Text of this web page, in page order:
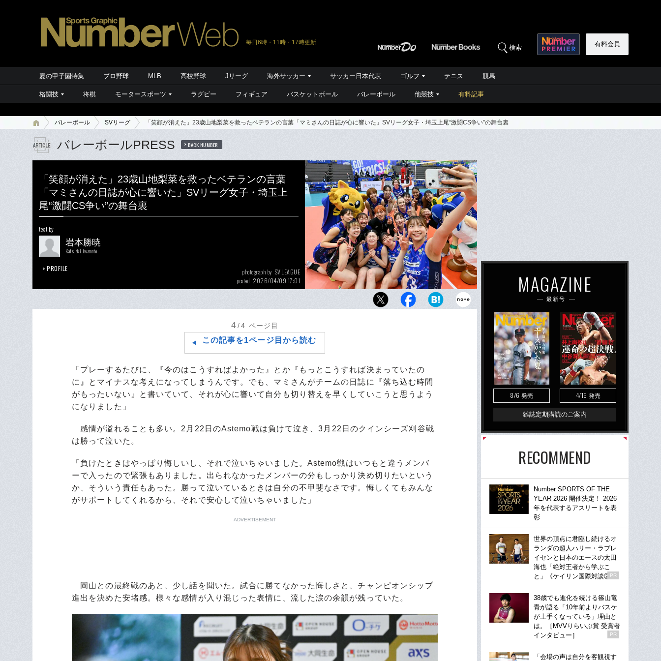
毎日6時・11時・17時更新
検索 有料会員
夏の甲子園特集 プロ野球 MLB 高校野球 Jリーグ 海外サッカー サッカー日本代表 ゴルフ テニス 競馬
格闘技 将棋 モータースポーツ ラグビー フィギュア バスケットボール バレーボール 他競技 有料記事
バレーボール SVリーグ 「笑顔が消えた」23歳山地梨菜を救ったベテランの言葉「マミさんの日誌が心に響いた」SVリーグ女子・埼玉上尾“激闘CS争い”の舞台裏
バレーボールPRESS BACK NUMBER
「笑顔が消えた」23歳山地梨菜を救ったベテランの言葉
「マミさんの日誌が心に響いた」SVリーグ女子・埼玉上
尾“激闘CS争い”の舞台裏
text by
岩本勝暁
Katsuaki Iwamoto
PROFILE photograph by SV.LEAGUE
posted 2026/04/09 17:01
最終節までもつれたSVリーグ女子のチャンピオンシップ
4 /4 ページ目
この記事を1ページ目から読む
「プレーするたびに、『今のはこうすればよかった』とか『もっとこうすれば決まっていたの
に』とマイナスな考えになってしまうんです。でも、マミさんがチームの日誌に『落ち込む時間
がもったいない』と書いていて、それが心に響いて自分も切り替えを早くしていこうと思うよう
になりました」
感情が溢れることも多い。2月22日のAstemo戦は負けて泣き、3月22日のクインシーズ刈谷戦
は勝って泣いた。
「負けたときはやっぱり悔しいし、それで泣いちゃいました。Astemo戦はいつもと違うメンバ
ーで入ったので緊張もありました。出られなかったメンバーの分もしっかり決め切りたいという
か、そういう責任もあった。勝って泣いているときは自分の不甲斐なさです。悔しくてもみんな
がサポートしてくれるから、それで安心して泣いちゃいました」
ADVERTISEMENT
岡山との最終戦のあと、少し話を聞いた。試合に勝てなかった悔しさと、チャンピオンシップ
進出を決めた安堵感。様々な感情が入り混じった表情に、流した涙の余韻が残っていた。
MAGAZINE
最新号
8/6 発売 4/16 発売
雑誌定期購読のご案内
RECOMMEND
Number SPORTS OF THE
YEAR 2026 開催決定！ 2026
年を代表するアスリートを表
彰
世界の頂点に君臨し続けるオ
ランダの超人ハリー・ラブレ
イセンと日本のエースの太田
海也「絶対王者から学ぶこ
と」《ケイリン国際対談②》
PR
38歳でも進化を続ける篠山竜
青が語る「10年前よりバスケ
が上手くなっている」理由と
は。［MVVりらいぶ賞 受賞者
インタビュー］
PR
「会場の声は自分を客観視す